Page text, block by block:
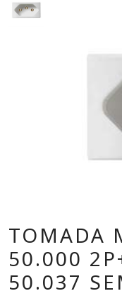
TOMADA
50.000
50.037